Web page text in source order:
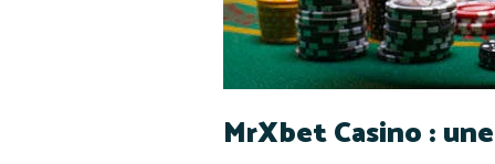
MrXbet Casino :